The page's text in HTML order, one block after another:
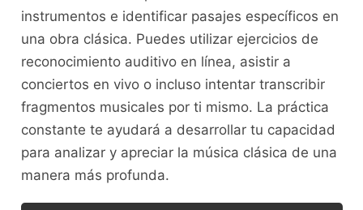
instrumentos e identificar pasajes específicos en ​
una obra clásica. Puedes utilizar ejercicios de
⁣reconocimiento auditivo en línea, asistir a
conciertos en vivo o incluso intentar transcribir
fragmentos musicales por ti mismo. La práctica
constante te ayudará a desarrollar tu ⁣capacidad
para⁢ analizar y apreciar la música clásica de​ una
manera más profunda.